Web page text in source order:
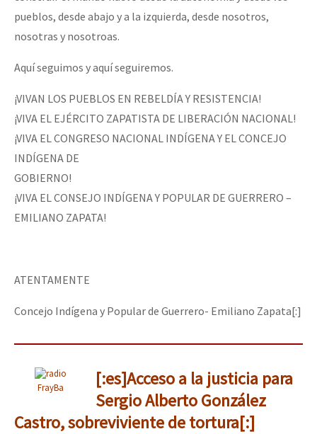
pueblos, desde abajo y a la izquierda, desde nosotros,
nosotras y nosotroas.
Aquí seguimos y aquí seguiremos.
¡VIVAN LOS PUEBLOS EN REBELDÍA Y RESISTENCIA!
¡VIVA EL EJÉRCITO ZAPATISTA DE LIBERACIÓN NACIONAL!
¡VIVA EL CONGRESO NACIONAL INDÍGENA Y EL CONCEJO
INDÍGENA DE
GOBIERNO!
¡VIVA EL CONSEJO INDÍGENA Y POPULAR DE GUERRERO –
EMILIANO ZAPATA!
ATENTAMENTE
Concejo Indígena y Popular de Guerrero- Emiliano Zapata[:]
FrayBa
[:es]Acceso a la justicia para
Sergio Alberto González
Castro, sobreviviente de tortura[:]